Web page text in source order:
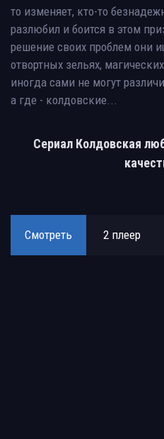
то изменяет, кто-то
разлюбил и боится в этом
решение своих проблем они
отвортных зельях,
иногда сами не могут
а где - колдовские...
Сериал Колдовская
Смотреть 2 плеер